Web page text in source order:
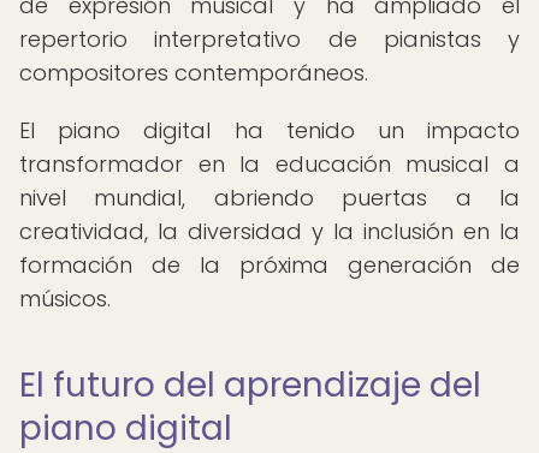
repertorio interpretativo de pianistas y
compositores contemporáneos.
El piano digital ha tenido un impacto
transformador en la educación musical a
nivel mundial, abriendo puertas a la
creatividad, la diversidad y la inclusión en la
formación de la próxima generación de
músicos.
El futuro del aprendizaje del
piano digital